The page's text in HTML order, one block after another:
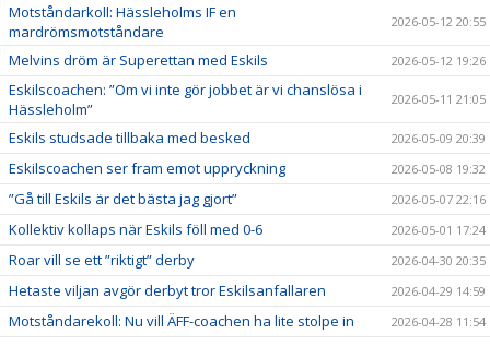
Motståndarkoll: Hässleholms IF en
mardrömsmotståndare
2026-05-12 20:55
Melvins dröm är Superettan med Eskils 2026-05-12 19:26
Eskilscoachen: ”Om vi inte gör jobbet är vi chanslösa i
Hässleholm”
2026-05-11 21:05
Eskils studsade tillbaka med besked 2026-05-09 20:39
Eskilscoachen ser fram emot uppryckning 2026-05-08 19:32
”Gå till Eskils är det bästa jag gjort” 2026-05-07 22:16
Kollektiv kollaps när Eskils föll med 0-6 2026-05-01 17:24
Roar vill se ett ”riktigt” derby 2026-04-30 20:35
Hetaste viljan avgör derbyt tror Eskilsanfallaren 2026-04-29 14:59
Motståndarekoll: Nu vill ÄFF-coachen ha lite stolpe in 2026-04-28 11:54